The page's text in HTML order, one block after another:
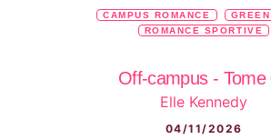
CAMPUS ROMANCE
ROMANCE SPORTIVE
Off-campus - Tome
Elle Kennedy
04/11/2026